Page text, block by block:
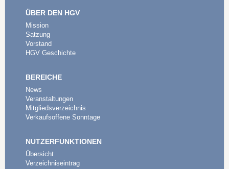
ÜBER DEN HGV
Mission
Satzung
Vorstand
HGV Geschichte
BEREICHE
News
Veranstaltungen
Mitgliedsverzeichnis
Verkaufsoffene Sonntage
NUTZERFUNKTIONEN
Übersicht
Verzeichniseintrag